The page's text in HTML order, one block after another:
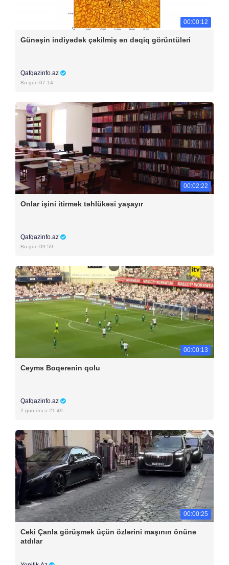
00:00:12
Günəşin indiyədək çəkilmiş ən dəqiq görüntüləri
Qafqazinfo.az
Bu gün 07:14
00:02:22
Onlar işini itirmək təhlükəsi yaşayır
Qafqazinfo.az
Bu gün 09:59
00:00:13
Ceyms Boqerenin qolu
Qafqazinfo.az
2 gün öncə 21:49
00:00:25
Ceki Çanla görüşmək üçün özlərini maşının önünə
atdılar